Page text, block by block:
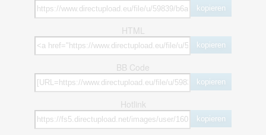
kopieren
HTML
kopieren
BB Code
kopieren
Hotlink
kopieren